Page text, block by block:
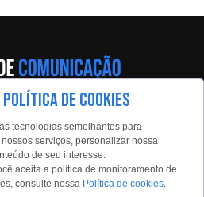
Álvares, 55 - 5º andar
Paulo, 02598-900
Contato:
DE COOKIES
tecnologias semelhantes para
serviços, personalizar nossa
de seu interesse.
aceita a política de monitoramento de
consulte nossa Política de cookies.